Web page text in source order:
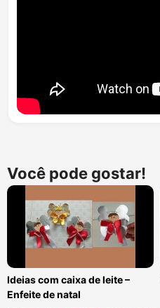
Você pode gostar!
Ideias com caixa de leite –
Enfeite de natal